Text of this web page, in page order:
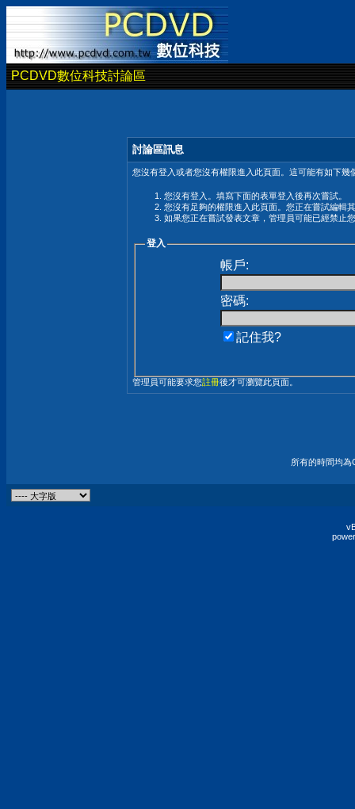
PCDVD數位科技討論區
討論區訊息
您沒有登入或者您沒有權限進入此頁面。這可能有如下幾
您沒有登入。填寫下面的表單登入後再次嘗試。
您沒有足夠的權限進入此頁面。您正在嘗試編輯
如果您正在嘗試發表文章，管理員可能已經禁止
登入
帳戶:
密碼:
記住我?
管理員可能要求您註冊後才可瀏覽此頁面。
所有的時間均為